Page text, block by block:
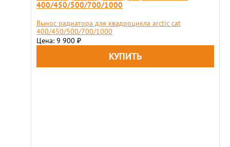
400/450/500/700/1000
Вынос радиатора для квадроцикла arctic cat
400/450/500/700/1000
Цена: 9 900 ₽